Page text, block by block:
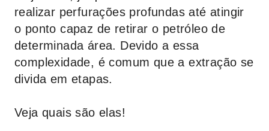
realizar perfurações profundas até atingir
o ponto capaz de retirar o petróleo de
determinada área. Devido a essa
complexidade, é comum que a extração se
divida em etapas.
Veja quais são elas!